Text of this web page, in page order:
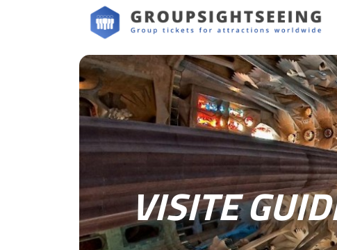
VISITE